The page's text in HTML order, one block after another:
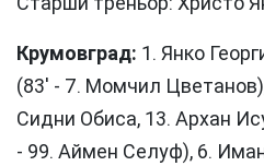
Крумовград: 1. Янко
(83' - 7. Момчил
Сидни Обиса, 13. Архан
- 99. Аймeн Селуф), 6.